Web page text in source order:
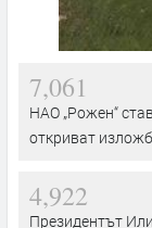
7,061
НАО „Рожен“
откриват
4,922
Президентът